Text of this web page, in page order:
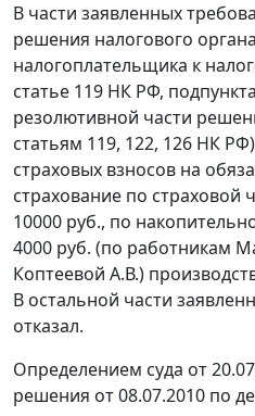
В части заявленных
решения налогового
налогоплательщика к
статье 119 НК РФ,
резолютивной части
статьям 119, 122, 126 НК
страховых взносов на
страхование по страховой
10000 руб., по
4000 руб. (по работникам
Коптеевой А.В.)
В остальной части
отказал.
Определением суда от
решения от 08.07.2010 по